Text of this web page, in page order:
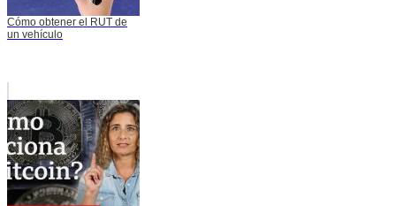
Cómo obtener el RUT de
un vehículo